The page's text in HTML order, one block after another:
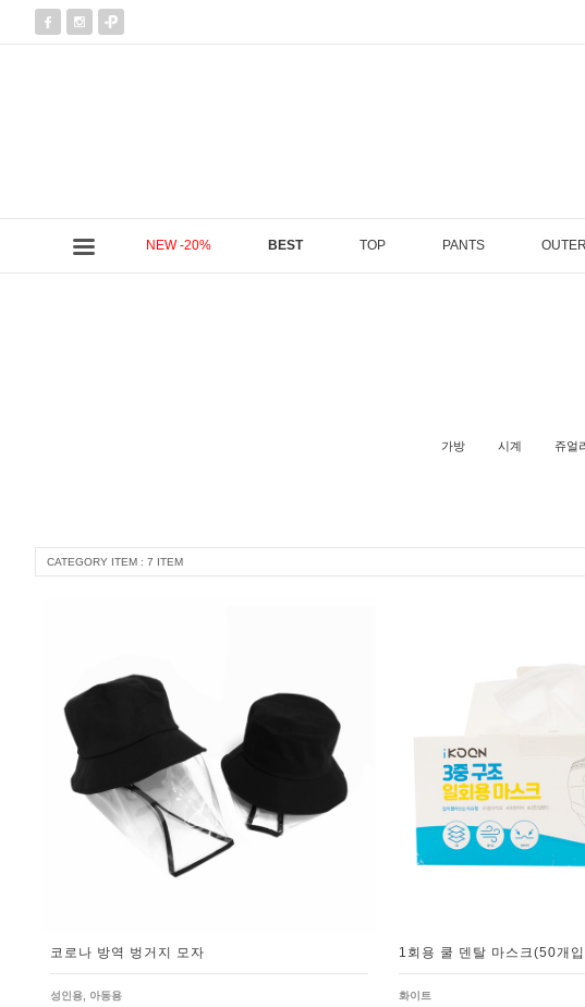
NEW -20% BEST TOP PANTS OUTER
가방 시계 쥬얼
CATEGORY ITEM : 7 ITEM
코로나 방역 벙거지 모자
성인용, 아동용
1회용 쿨 덴탈 마스크(50개
화이트